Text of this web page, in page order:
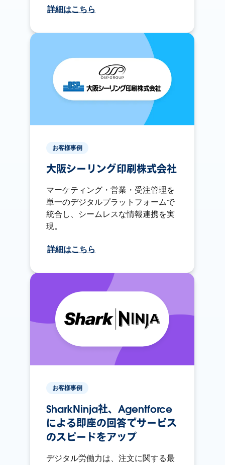
詳細はこちら
お客様事例
大阪シーリング印刷株式会社
マーケティング・営業・受注管理を
単一のデジタルプラットフォームで
統合し、シームレスな情報連携を実
現。
詳細はこちら
お客様事例
SharkNinja社、Agentforce
による即座の回答でサービス
のスピードをアップ
デジタル労働力は、注文に関する最